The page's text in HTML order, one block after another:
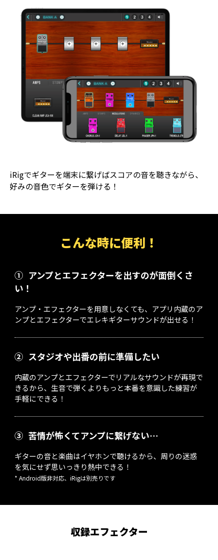
iRigでギターを端末に繋げばスコアの音を聴きながら、
好みの音色でギターを弾ける！
こんな時に便利！
① アンプとエフェクターを出すのが面倒くさ
い！
アンプ・エフェクターを用意しなくても、アプリ内蔵のア
ンプとエフェクターでエレキギターサウンドが出せる！
② スタジオや出番の前に準備したい
内蔵のアンプとエフェクターでリアルなサウンドが再現で
きるから、生音で弾くよりもっと本番を意識した練習が
手軽にできる！
③ 苦情が怖くてアンプに繋げない…
ギターの音と楽曲はイヤホンで聴けるから、周りの迷惑
を気にせず思いっきり熱中できる！
* Android版非対応、iRigは別売りです
収録エフェクター